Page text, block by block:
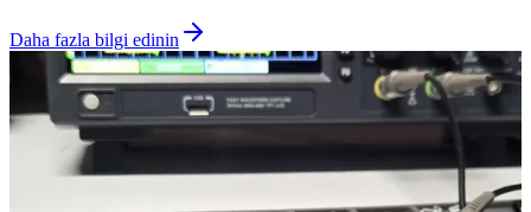
Daha fazla bilgi edinin